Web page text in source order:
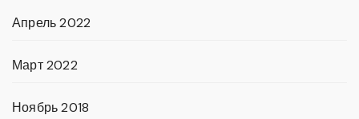
Апрель 2022
Март 2022
Ноябрь 2018